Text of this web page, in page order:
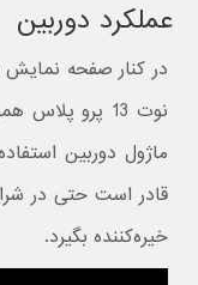
عملکرد دوربین
در کنار صفحه
قادر است حتی در
خیره‌کننده بگیرد.